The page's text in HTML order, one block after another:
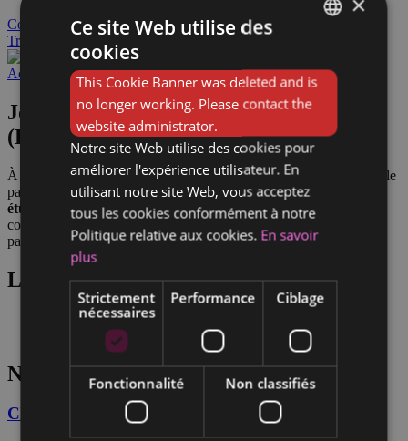
Contact
Devis employeur
Trouver un emploi
Accueil Jobs Horeca/Sommelier.ère/Sommelier job étudiant
Job étudiant de sommelier : tout savoir
(H/F/X)
À la recherche d’unintérim étudiant à Bruxelles? Si vous avez le
palais fin et la passion pour le vin, vous pouvez envisager un
étudiant de sommelier. Missions, exigences, avantages et
conditions de travail… nous vous expliquons tout sur ce métier
passionnant.
Lire aussi
Offre d’emploi sommelier : ce qu’il faut savoir (H/F/X)
Recrutement sommelier : ce qu’il faut savoir
Nos offres d’emploi
Chef de Cuisine Asiatique
DUTCH
Ce site Web utilise des
cookies
This Cookie Banner was deleted and is
no longer working. Please contact the
website administrator.
Notre site Web utilise des cookies pour
améliorer l'expérience utilisateur. En
utilisant notre site Web, vous acceptez
tous les cookies conformément à notre
Politique relative aux cookies. En savoir
plus
Strictement
nécessaires
Performance Ciblage
Fonctionnalité Non classifiés